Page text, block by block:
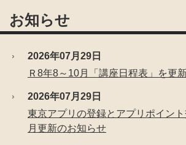
お知らせ
2026年07月29日
Ｒ8年8～10月「講座日程表」を更
2026年07月29日
東京アプリの登録とアプリポイン
月更新のお知らせ